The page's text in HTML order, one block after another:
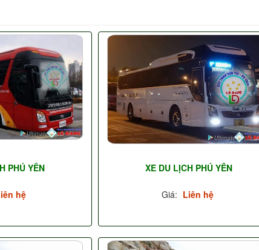
PHÚ YÊN
hệ
XE DU LỊCH PHÚ YÊN
Giá: Liên hệ